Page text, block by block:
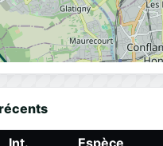
Int. Espèce